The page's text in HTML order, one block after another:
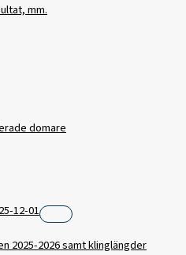
mm.
domare
12-01
2025-2026 samt klinglängder